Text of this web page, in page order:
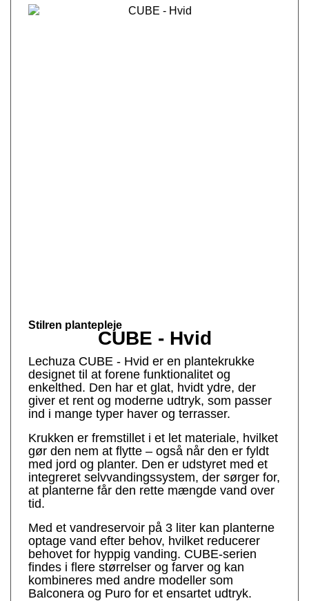
Stilren plantepleje
CUBE - Hvid
Lechuza CUBE - Hvid er en plantekrukke
designet til at forene funktionalitet og
enkelthed. Den har et glat, hvidt ydre, der
giver et rent og moderne udtryk, som passer
ind i mange typer haver og terrasser.
Krukken er fremstillet i et let materiale, hvilket
gør den nem at flytte – også når den er fyldt
med jord og planter. Den er udstyret med et
integreret selvvandingssystem, der sørger for,
at planterne får den rette mængde vand over
tid.
Med et vandreservoir på 3 liter kan planterne
optage vand efter behov, hvilket reducerer
behovet for hyppig vanding. CUBE-serien
findes i flere størrelser og farver og kan
kombineres med andre modeller som
Balconera og Puro for et ensartet udtryk.